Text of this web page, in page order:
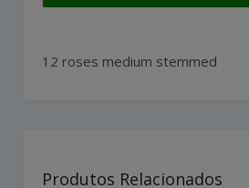
12 roses medium stemmed
Produtos Relacionados